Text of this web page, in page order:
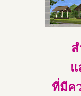
แ
ที่มีค